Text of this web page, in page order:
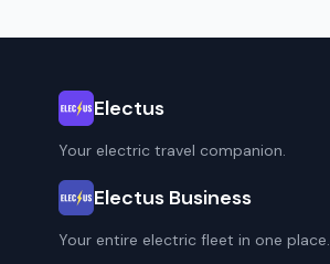
Electus
Your electric travel companion.
Electus Business
Your entire electric fleet in one place.